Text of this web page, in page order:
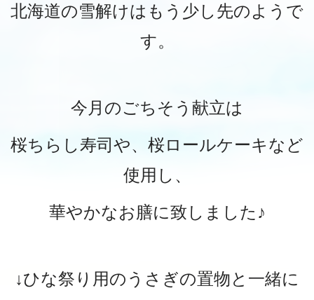
北海道の雪解けはもう少し先のようで
す。
今月のごちそう献立は
桜ちらし寿司や、桜ロールケーキなど
使用し、
華やかなお膳に致しました♪
↓ひな祭り用のうさぎの置物と一緒に